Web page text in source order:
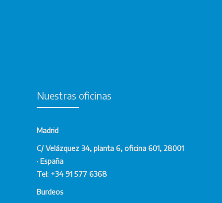
Nuestras oficinas
Madrid
C/ Velázquez 34, planta 6, oficina 601, 28001
· España
Tel: +34 91 577 6368
Burdeos